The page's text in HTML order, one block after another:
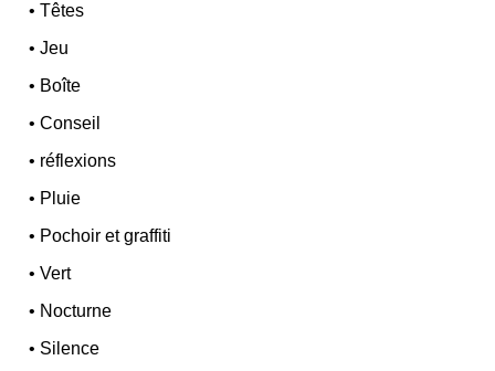
•Têtes
•Jeu
• Boîte
•Conseil
• réflexions
• Pluie
• Pochoir et graffiti
•Vert
• Nocturne
• Silence